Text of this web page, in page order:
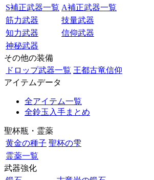
S補正武器一覧 A補正武器一覧
筋力武器
技量武器
知力武器
信仰武器
神秘武器
その他の装備
ドロップ武器一覧 王都古竜信仰
アイテムデータ
全アイテム一覧
全鈴玉入手まとめ
聖杯瓶・霊薬
黄金の種子 聖杯の雫
霊薬一覧
武器強化